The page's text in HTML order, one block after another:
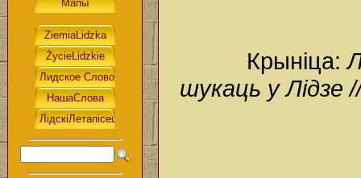
Крыніца:
шукаць у Лідзе